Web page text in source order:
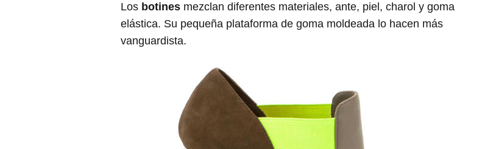
Los botines mezclan diferentes materiales, ante, piel, charol y goma
elástica. Su pequeña plataforma de goma moldeada lo hacen más
vanguardista.